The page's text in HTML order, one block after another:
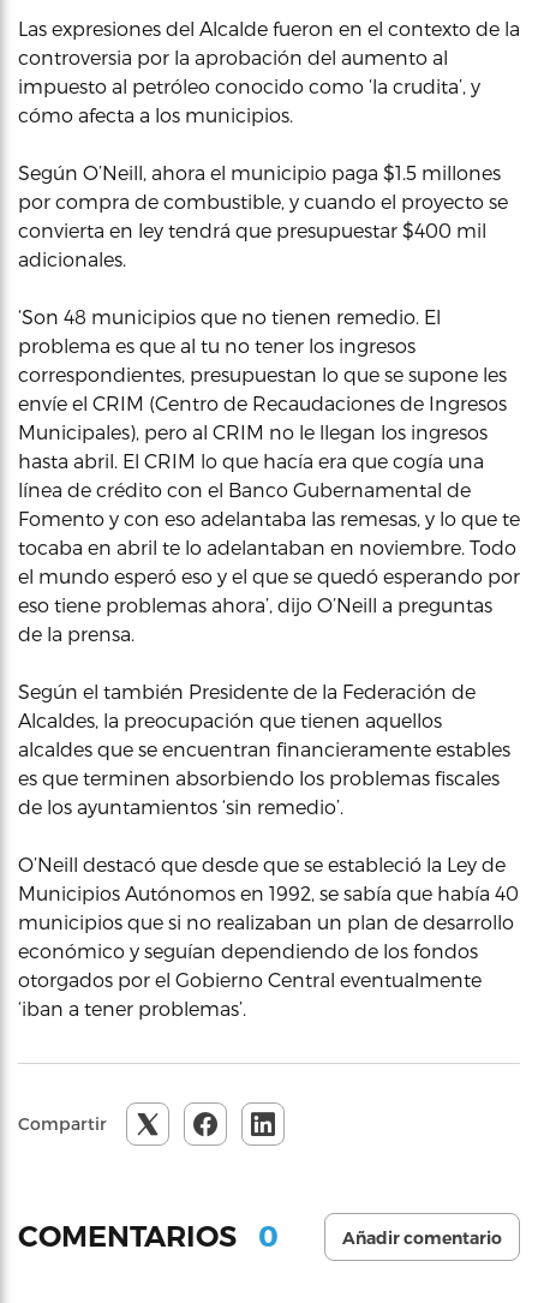
Las expresiones del Alcalde fueron en el contexto de la
controversia por la aprobación del aumento al
impuesto al petróleo conocido como ‘la crudita’, y
cómo afecta a los municipios.
Según O’Neill, ahora el municipio paga $1.5 millones
por compra de combustible, y cuando el proyecto se
convierta en ley tendrá que presupuestar $400 mil
adicionales.
‘Son 48 municipios que no tienen remedio. El
problema es que al tu no tener los ingresos
correspondientes, presupuestan lo que se supone les
envíe el CRIM (Centro de Recaudaciones de Ingresos
Municipales), pero al CRIM no le llegan los ingresos
hasta abril. El CRIM lo que hacía era que cogía una
línea de crédito con el Banco Gubernamental de
Fomento y con eso adelantaba las remesas, y lo que te
tocaba en abril te lo adelantaban en noviembre. Todo
el mundo esperó eso y el que se quedó esperando por
eso tiene problemas ahora’, dijo O’Neill a preguntas
de la prensa.
Según el también Presidente de la Federación de
Alcaldes, la preocupación que tienen aquellos
alcaldes que se encuentran financieramente estables
es que terminen absorbiendo los problemas fiscales
de los ayuntamientos ‘sin remedio’.
O’Neill destacó que desde que se estableció la Ley de
Municipios Autónomos en 1992, se sabía que había 40
municipios que si no realizaban un plan de desarrollo
económico y seguían dependiendo de los fondos
otorgados por el Gobierno Central eventualmente
‘iban a tener problemas’.
Compartir
COMENTARIOS 0 Añadir comentario